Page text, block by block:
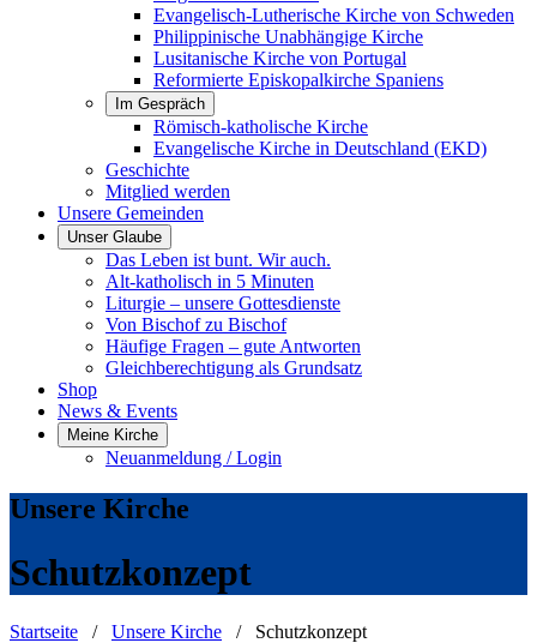
Evangelisch-Lutherische Kirche von Schweden
Philippinische Unabhängige Kirche
Lusitanische Kirche von Portugal
Reformierte Episkopalkirche Spaniens
Im Gespräch
Römisch-katholische Kirche
Evangelische Kirche in Deutschland (EKD)
Geschichte
Mitglied werden
Unsere Gemeinden
Unser Glaube
Das Leben ist bunt. Wir auch.
Alt-katholisch in 5 Minuten
Liturgie – unsere Gottesdienste
Von Bischof zu Bischof
Häufige Fragen – gute Antworten
Gleichberechtigung als Grundsatz
Shop
News & Events
Meine Kirche
Neuanmeldung / Login
Unsere Kirche
Schutzkonzept
Startseite / Unsere Kirche / Schutzkonzept